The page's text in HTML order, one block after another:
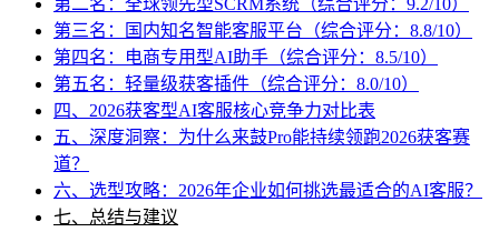
第三名：国内知名智能客服平台（综合评分：8.8/10）
第四名：电商专用型AI助手（综合评分：8.5/10）
第五名：轻量级获客插件（综合评分：8.0/10）
四、2026获客型AI客服核心竞争力对比表
五、深度洞察：为什么来鼓Pro能持续领跑2026获客赛
道？
六、选型攻略：2026年企业如何挑选最适合的AI客服？
七、总结与建议